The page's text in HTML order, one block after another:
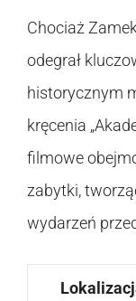
Chociaż
odegrał
historycznym
kręcenia
filmowe
zabytki,
wydarzeń